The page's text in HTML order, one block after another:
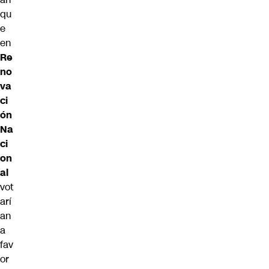
qu
e
en
Re
no
va
ci
ón
Na
ci
on
al
vot
arí
an
a
fav
or